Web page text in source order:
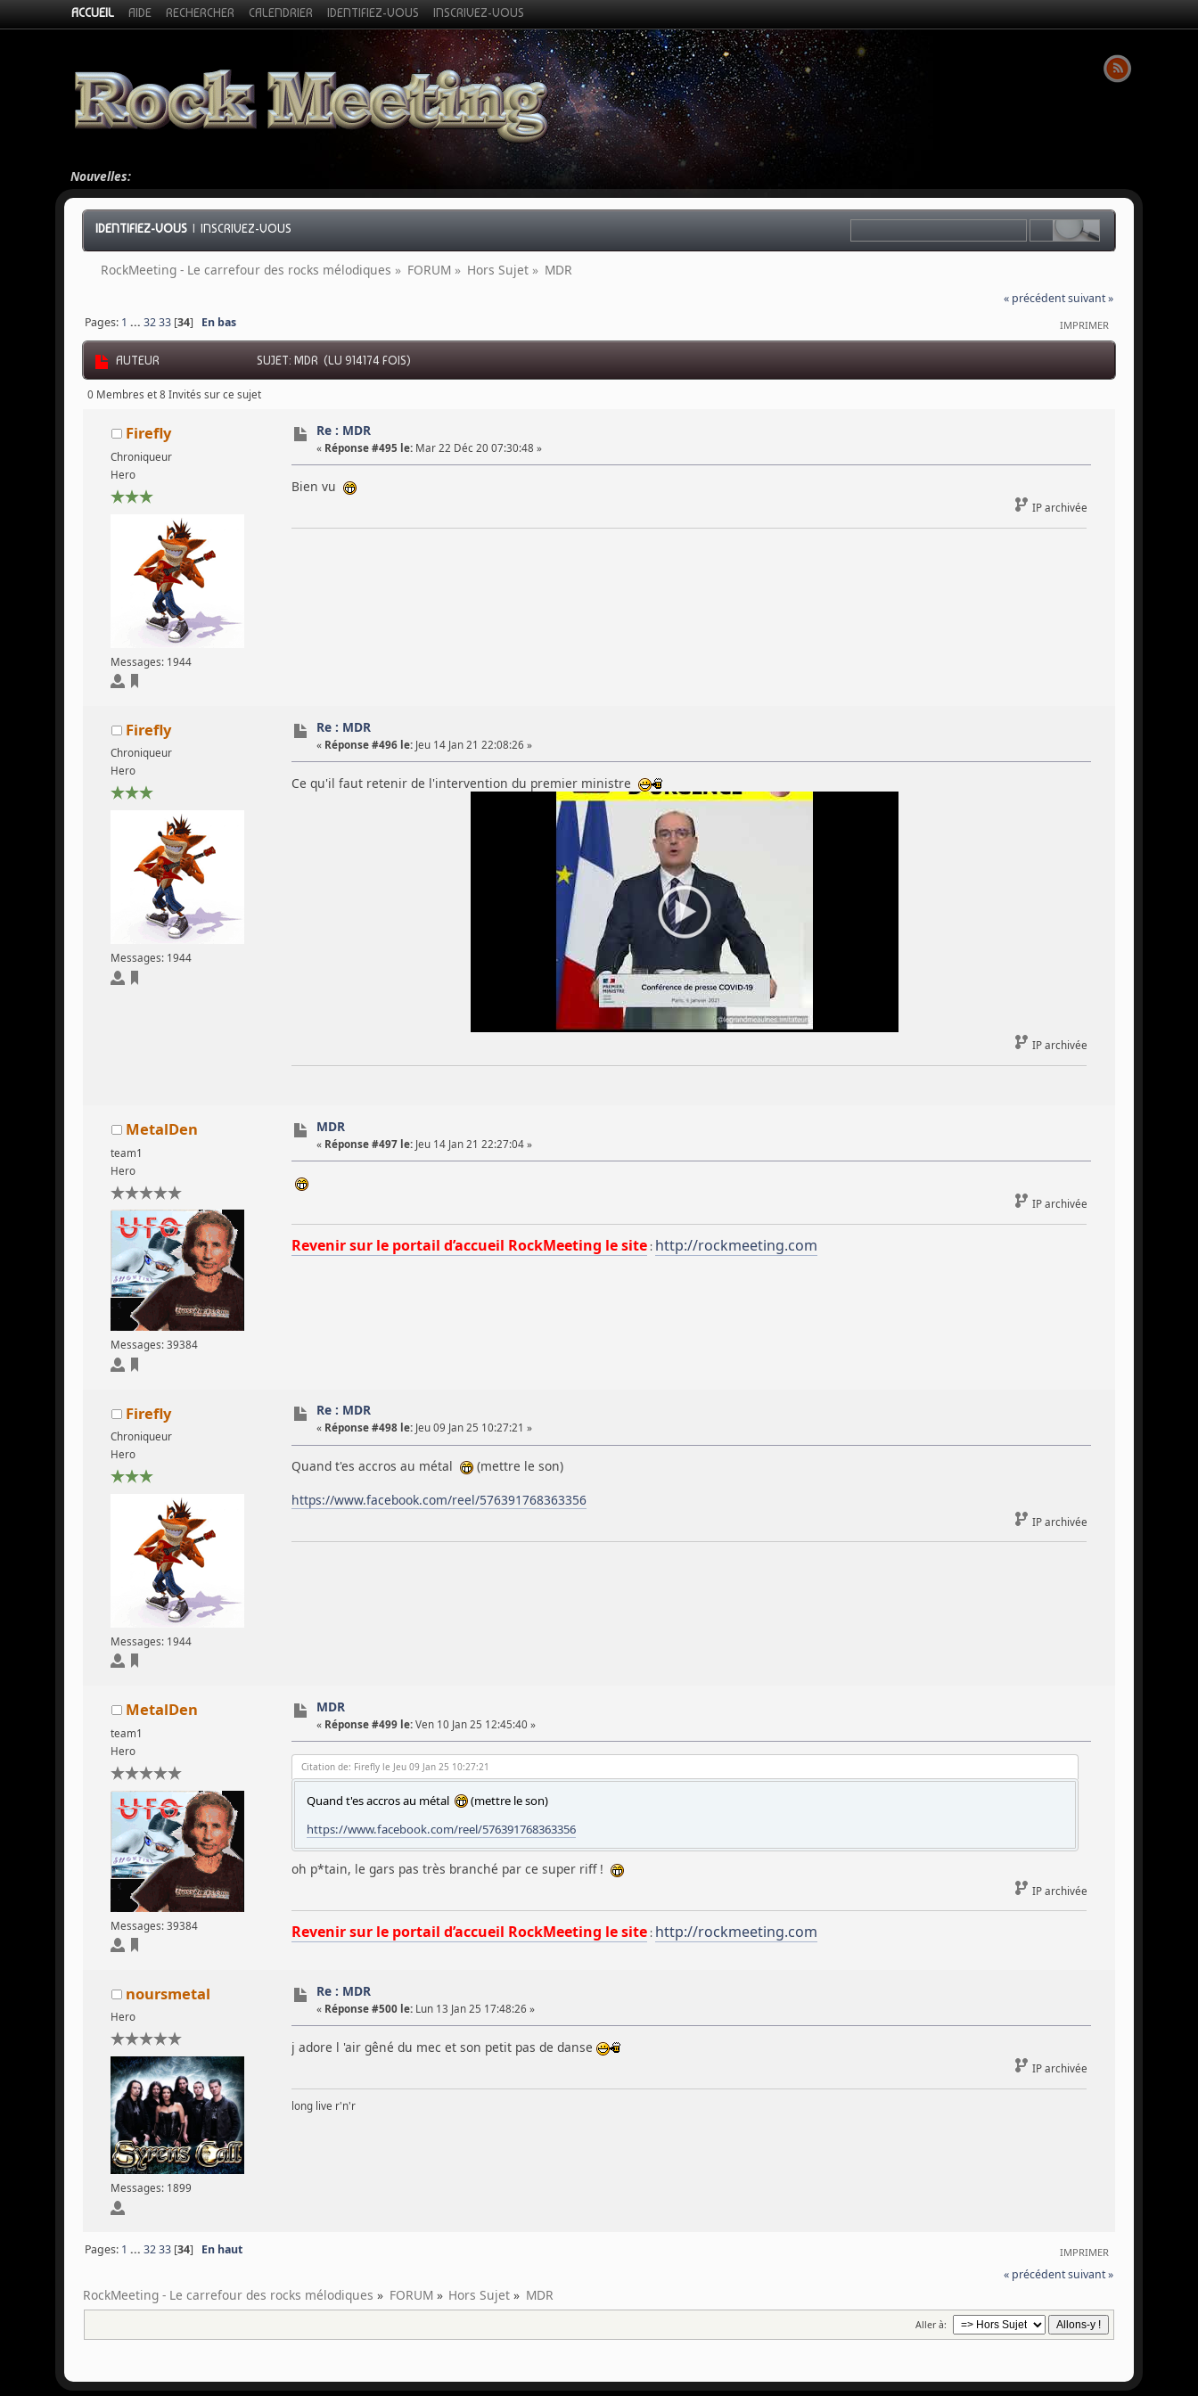
ACCUEIL AIDE RECHERCHER CALENDRIER IDENTIFIEZ-VOUS INSCRIVEZ-VOUS
Nouvelles:
IDENTIFIEZ-VOUS |INSCRIVEZ-VOUS
RockMeeting - Le carrefour des rocks mélodiques » FORUM » Hors Sujet » MDR
« précédentsuivant »
IMPRIMER
Pages: 1 ...3233 [34] En bas
AUTEUR SUJET: MDR (LU 914174 FOIS)
0 Membres et 8 Invités sur ce sujet
Firefly
Chroniqueur
Hero
Messages: 1944
Re : MDR
« Réponse #495 le: Mar 22 Déc 20 07:30:48 »
Bien vu
IP archivée
Firefly
Chroniqueur
Hero
Messages: 1944
Re : MDR
« Réponse #496 le: Jeu 14 Jan 21 22:08:26 »
Ce qu'il faut retenir de l'intervention du premier ministre
IP archivée
MetalDen
team1
Hero
Messages: 39384
MDR
« Réponse #497 le: Jeu 14 Jan 21 22:27:04 »
IP archivée
Revenir sur le portail d’accueil RockMeeting le site: http://rockmeeting.com
Firefly
Chroniqueur
Hero
Messages: 1944
Re : MDR
« Réponse #498 le: Jeu 09 Jan 25 10:27:21 »
Quand t'es accros au métal
(mettre le son)
https://www.facebook.com/reel/576391768363356
IP archivée
MetalDen
team1
Hero
Messages: 39384
MDR
« Réponse #499 le: Ven 10 Jan 25 12:45:40 »
Citation de: Firefly le Jeu 09 Jan 25 10:27:21
Quand t'es accros au métal
(mettre le son)
https://www.facebook.com/reel/576391768363356
oh p*tain, le gars pas très branché par ce super riff !
IP archivée
Revenir sur le portail d’accueil RockMeeting le site: http://rockmeeting.com
noursmetal
Hero
Messages: 1899
Re : MDR
« Réponse #500 le: Lun 13 Jan 25 17:48:26 »
j adore l 'air gêné du mec et son petit pas de danse
IP archivée
long live r'n'r
IMPRIMER
Pages: 1 ...3233 [34] En haut
« précédentsuivant »
RockMeeting - Le carrefour des rocks mélodiques » FORUM » Hors Sujet » MDR
Aller à: